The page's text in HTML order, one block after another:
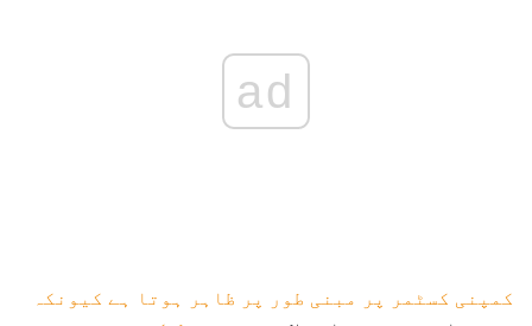
ad
کمپنی کسٹمر پر مبنی طور پر ظاہر ہوتا ہے کیونکہ